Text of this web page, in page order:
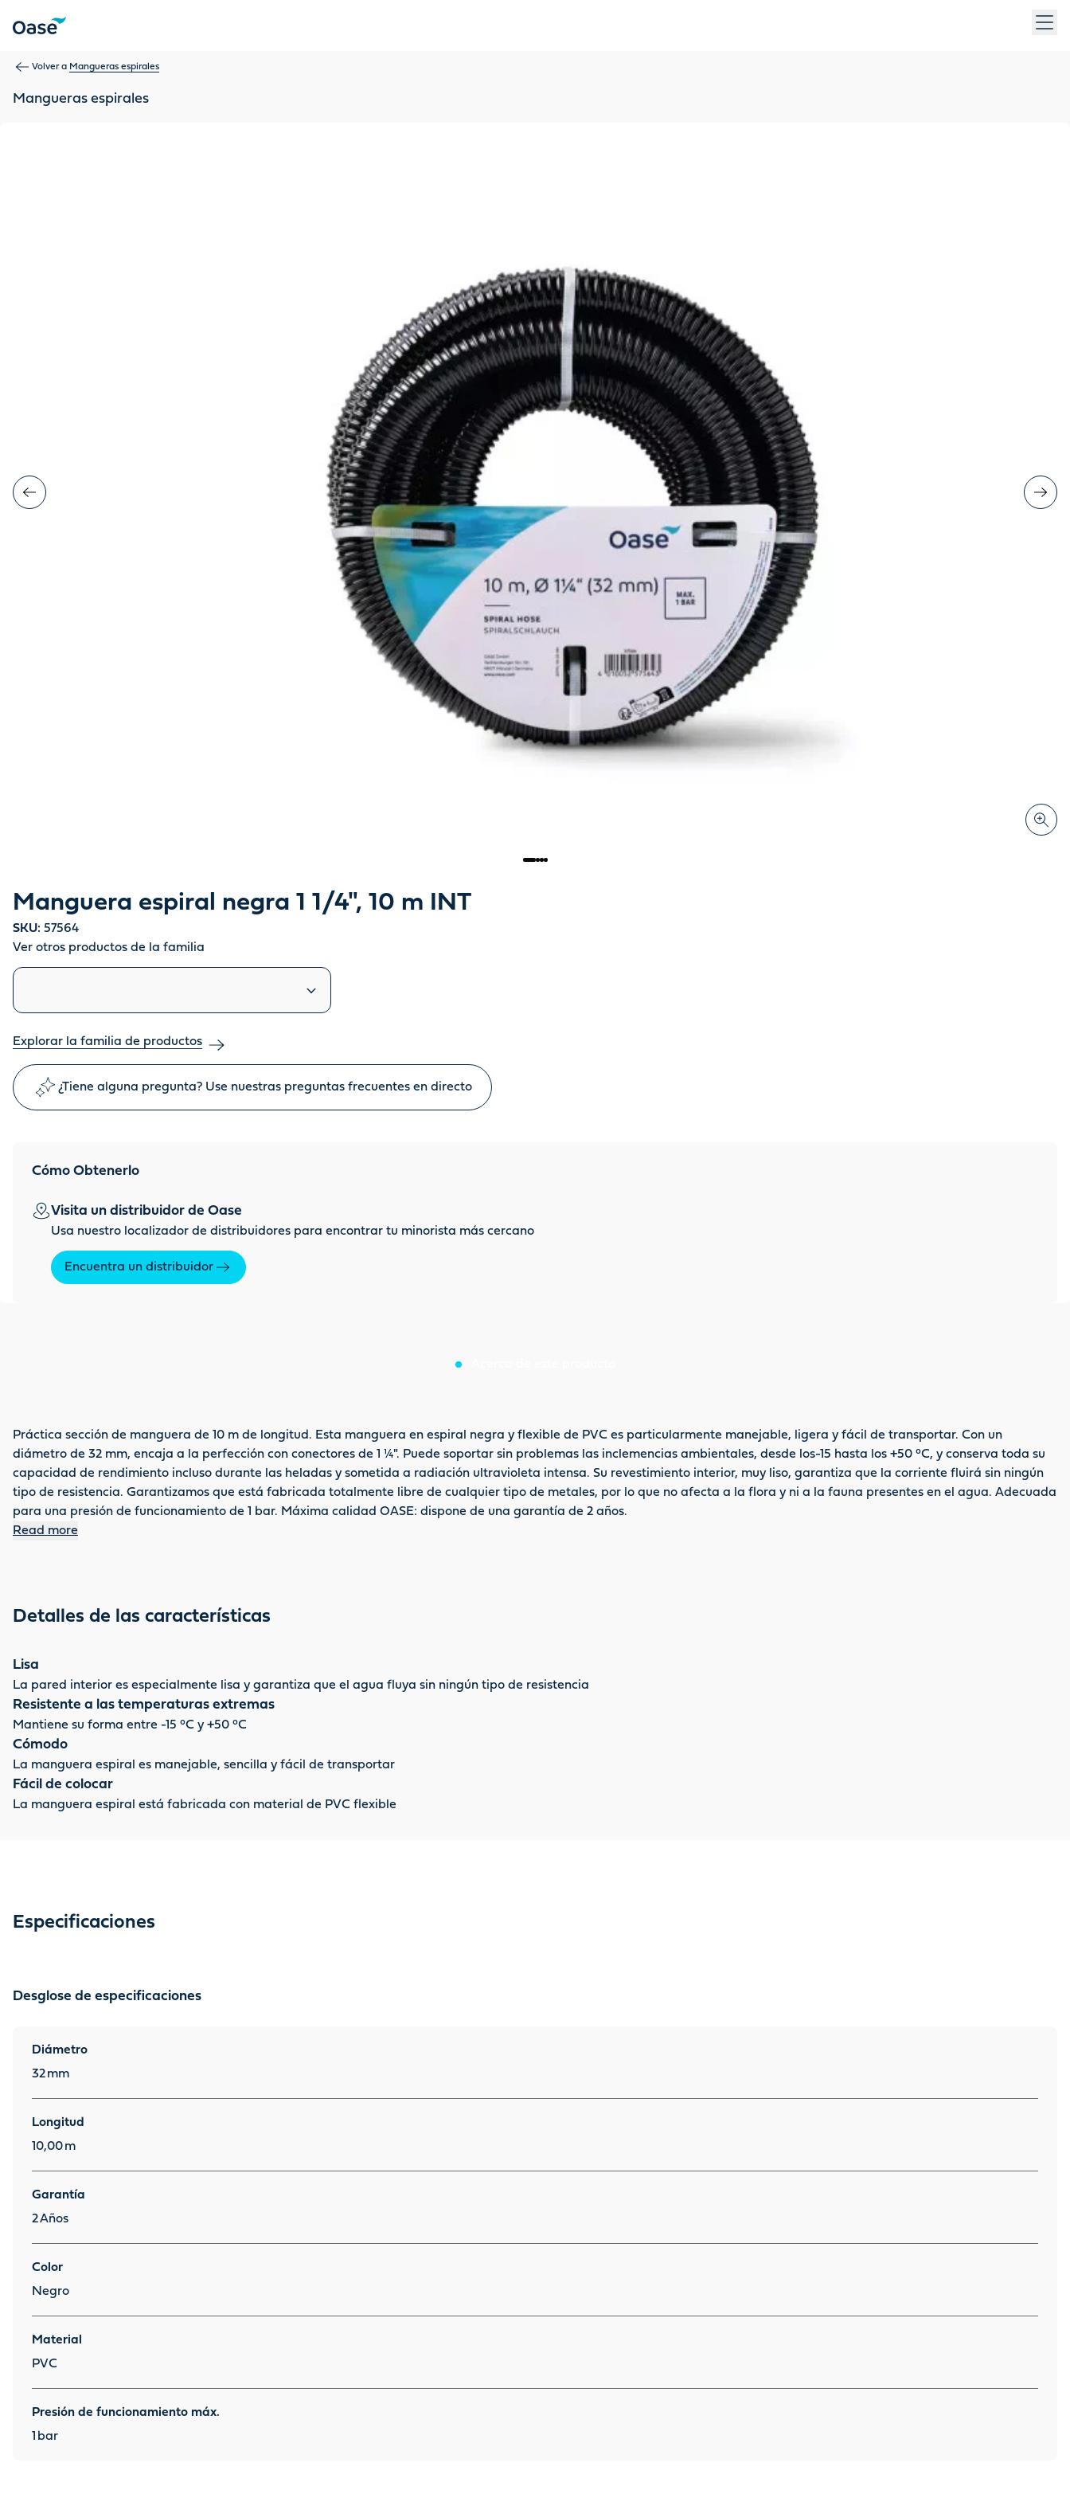
Volver a Mangueras espirales
Mangueras espirales
Manguera espiral negra 1 1/4", 10 m INT
SKU: 57564
Ver otros productos de la familia
Productos similares
Explorar la familia de productos
¿Tiene alguna pregunta? Use nuestras preguntas frecuentes en directo
Cómo Obtenerlo
Visita un distribuidor de Oase
Usa nuestro localizador de distribuidores para encontrar tu minorista más cercano
Encuentra un distribuidor
Práctica sección de manguera de 10 m de longitud. Esta manguera en espiral negra y flexible de PVC es particularmente manejable, ligera y fácil de transportar. Con un
diámetro de 32 mm, encaja a la perfección con conectores de 1 ¼". Puede soportar sin problemas las inclemencias ambientales, desde los-15 hasta los +50 °C, y conserva toda su
capacidad de rendimiento incluso durante las heladas y sometida a radiación ultravioleta intensa. Su revestimiento interior, muy liso, garantiza que la corriente fluirá sin ningún
tipo de resistencia. Garantizamos que está fabricada totalmente libre de cualquier tipo de metales, por lo que no afecta a la flora y ni a la fauna presentes en el agua. Adecuada
para una presión de funcionamiento de 1 bar. Máxima calidad OASE: dispone de una garantía de 2 años.
Read more
Detalles de las características
Lisa
La pared interior es especialmente lisa y garantiza que el agua fluya sin ningún tipo de resistencia
Resistente a las temperaturas extremas
Mantiene su forma entre -15 °C y +50 °C
Cómodo
La manguera espiral es manejable, sencilla y fácil de transportar
Fácil de colocar
La manguera espiral está fabricada con material de PVC flexible
Especificaciones
Desglose de especificaciones
Diámetro
32 mm
Longitud
10,00 m
Garantía
2Años
Color
Negro
Material
PVC
Presión de funcionamiento máx.
bar